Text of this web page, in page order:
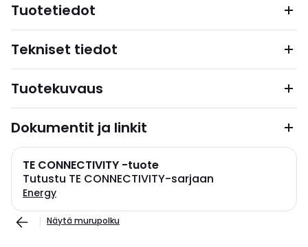
Tuotetiedot
Tekniset tiedot
Tuotekuvaus
Dokumentit ja linkit
TE CONNECTIVITY -tuote
Tutustu TE CONNECTIVITY-sarjaan
Energy
Näytä murupolku